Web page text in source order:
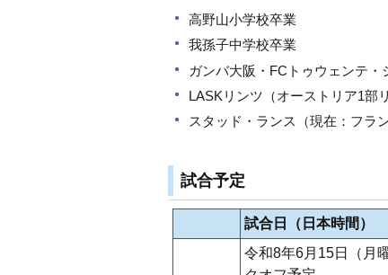
高野山小学校卒業
我孫子中学校卒業
ガンバ大阪・FCトゥウェンテ・
LASKリンツ（オーストリア1部
スタッド・ランス（現在：フラ
試合予定
試合日（日本時間）
令和8年6月15日（月